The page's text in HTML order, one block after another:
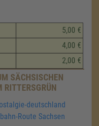
5,00 €
4,00 €
2,00 €
SÄCHSISCHEN
deutschland
Route Sachsen